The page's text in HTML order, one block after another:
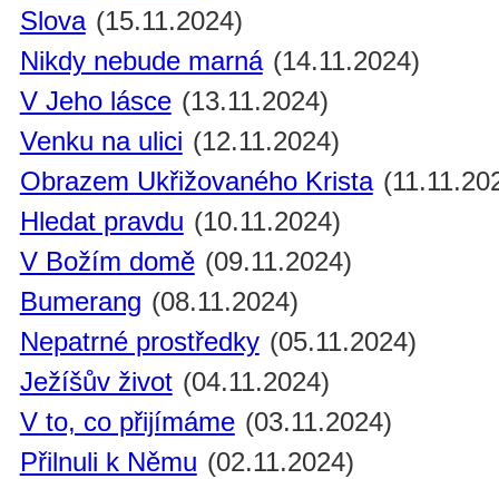
Slova (15.11.2024)
Nikdy nebude marná (14.11.2024)
V Jeho lásce (13.11.2024)
Venku na ulici (12.11.2024)
Obrazem Ukřižovaného Krista
Hledat pravdu (10.11.2024)
V Božím domě (09.11.2024)
Bumerang (08.11.2024)
Nepatrné prostředky (05.11.2024)
Ježíšův život (04.11.2024)
V to, co přijímáme (03.11.2024)
Přilnuli k Němu (02.11.2024)